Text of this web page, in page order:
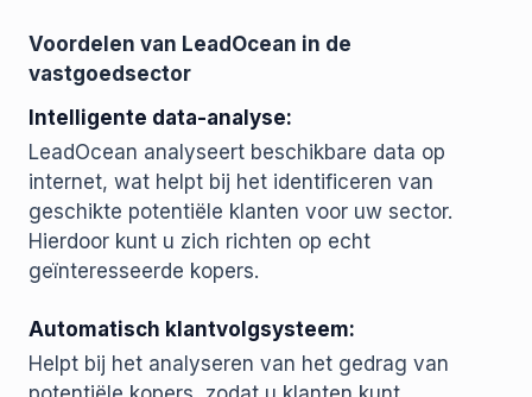
Voordelen van LeadOcean in de
vastgoedsector
Intelligente data-analyse:
LeadOcean analyseert beschikbare data op
internet, wat helpt bij het identificeren van
geschikte potentiële klanten voor uw sector.
Hierdoor kunt u zich richten op echt
geïnteresseerde kopers.
Automatisch klantvolgsysteem:
Helpt bij het analyseren van het gedrag van